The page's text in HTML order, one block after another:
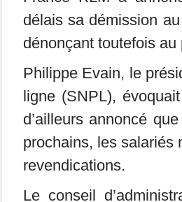
délais sa démission
dénonçant toutefois au
Philippe Evain, le
ligne (SNPL),
d’ailleurs annoncé
prochains, les salariés
revendications.
Le conseil